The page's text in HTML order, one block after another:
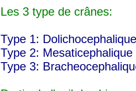
Les 3 type de crânes:
Type 1: Dolichocephalique
Type 2: Mesaticephalique
Type 3: